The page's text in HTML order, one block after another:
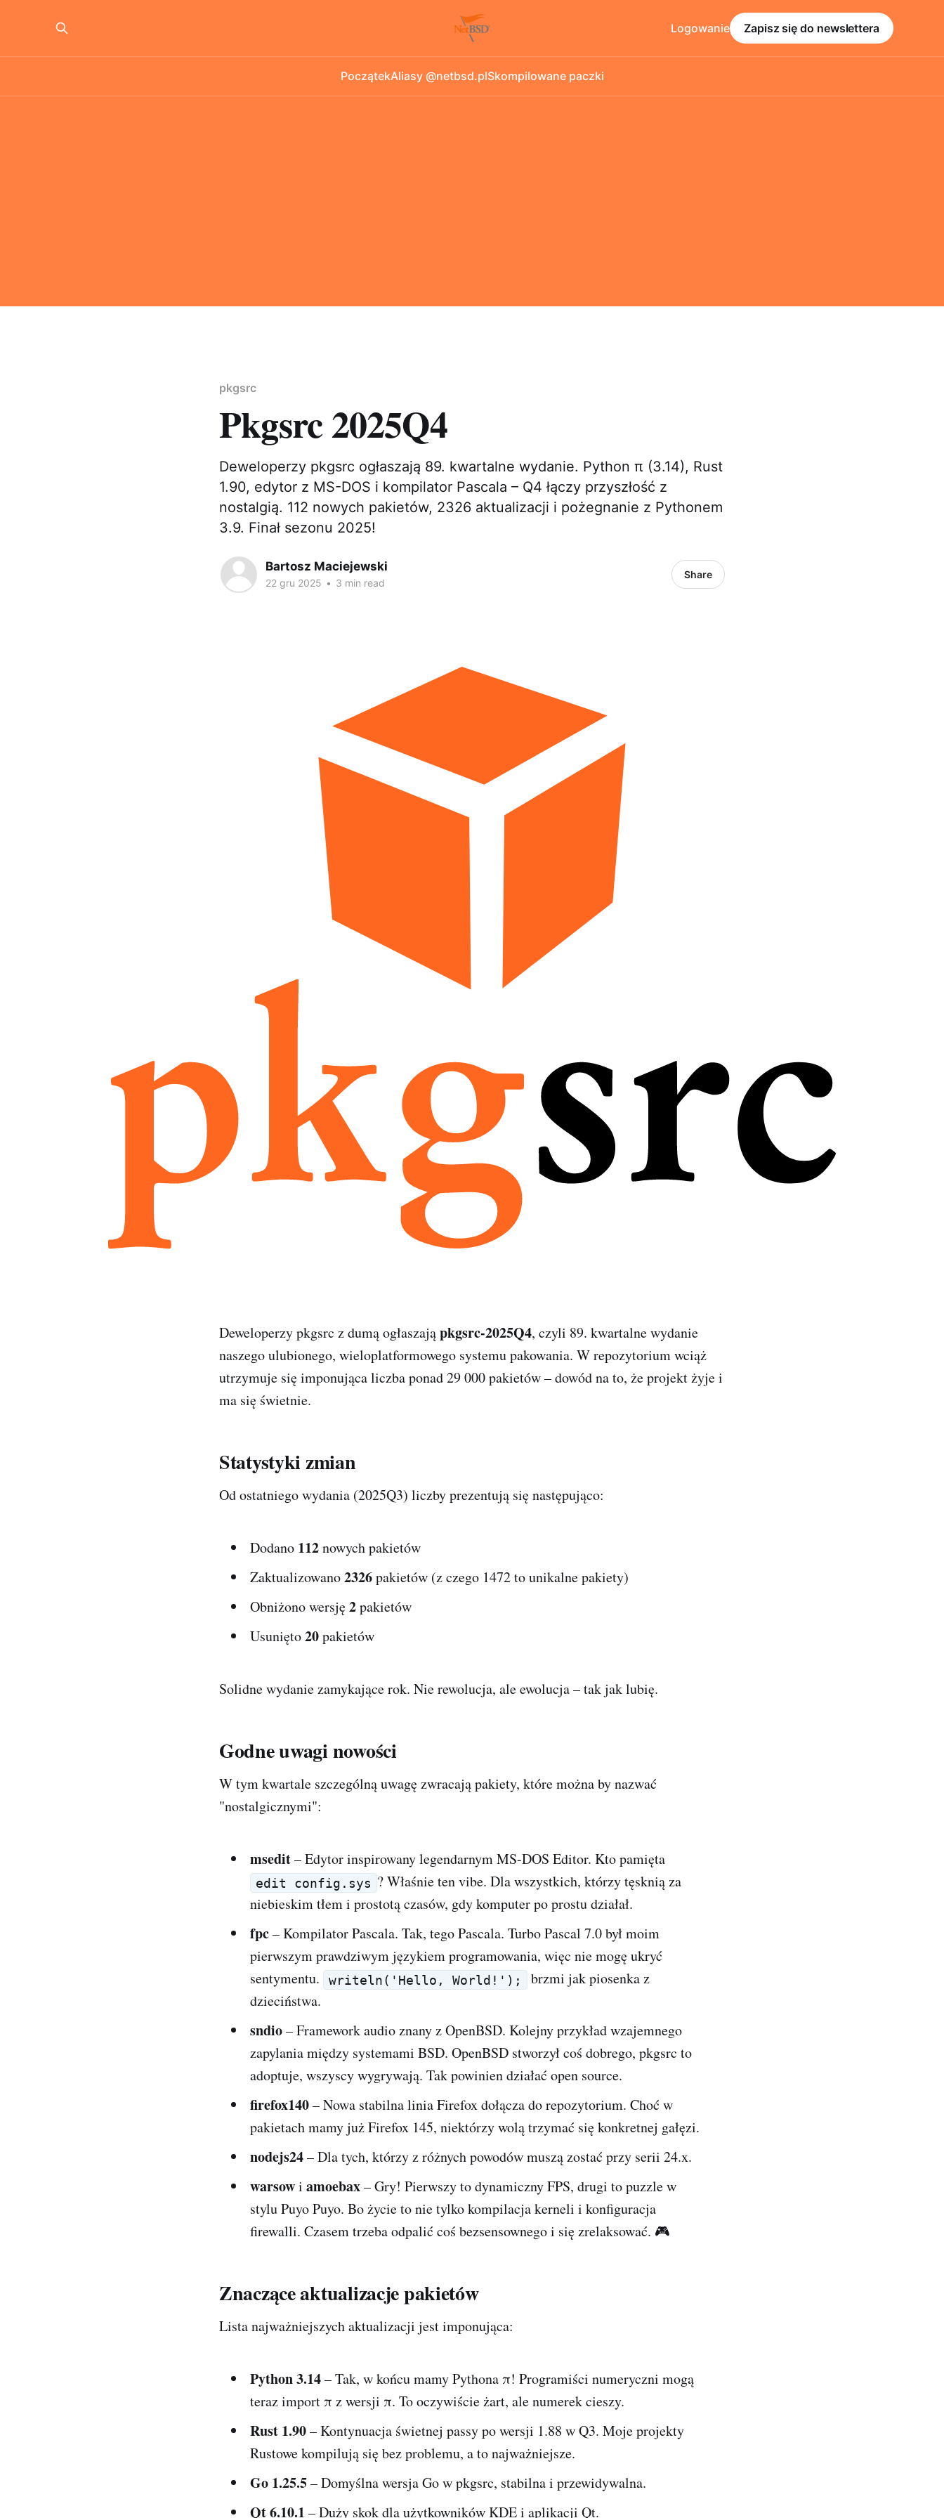
PoczątekAliasy @netbsd.plSkompilowane paczki
Logowanie Zapisz się do newslettera
pkgsrc
Pkgsrc 2025Q4
Deweloperzy pkgsrc ogłaszają 89. kwartalne wydanie. Python π (3.14), Rust
1.90, edytor z MS-DOS i kompilator Pascala – Q4 łączy przyszłość z
nostalgią. 112 nowych pakietów, 2326 aktualizacji i pożegnanie z Pythonem
3.9. Finał sezonu 2025!
Bartosz Maciejewski
22 gru 2025 • 3 min read
Share
Deweloperzy pkgsrc z dumą ogłaszająpkgsrc-2025Q4, czyli 89. kwartalne wydanie
naszego ulubionego, wieloplatformowego systemu pakowania. W repozytorium wciąż
utrzymuje się imponująca liczba ponad 29 000 pakietów – dowód na to, że projekt żyje i
ma się świetnie.
Statystyki zmian
Od ostatniego wydania (2025Q3) liczby prezentują się następująco:
Dodano 112nowych pakietów
Zaktualizowano2326pakietów (z czego 1472 to unikalne pakiety)
Obniżono wersję 2pakietów
Usunięto20pakietów
Solidne wydanie zamykające rok. Nie rewolucja, ale ewolucja – tak jak lubię.
Godne uwagi nowości
W tym kwartale szczególną uwagę zwracają pakiety, które można by nazwać
"nostalgicznymi":
msedit– Edytor inspirowany legendarnym MS-DOS Editor. Kto pamięta
edit config.sys ? Właśnie ten vibe. Dla wszystkich, którzy tęsknią za
niebieskim tłem i prostotą czasów, gdy komputer po prostu działał.
fpc– Kompilator Pascala. Tak, tego Pascala. Turbo Pascal 7.0 był moim
pierwszym prawdziwym językiem programowania, więc nie mogę ukryć
sentymentu.
writeln('Hello, World!');
brzmi jak piosenka z
dzieciństwa.
sndio– Framework audio znany z OpenBSD. Kolejny przykład wzajemnego
zapylania między systemami BSD. OpenBSD stworzył coś dobrego, pkgsrc to
adoptuje, wszyscy wygrywają. Tak powinien działać open source.
firefox140– Nowa stabilna linia Firefox dołącza do repozytorium. Choć w
pakietach mamy już Firefox 145, niektórzy wolą trzymać się konkretnej gałęzi.
nodejs24– Dla tych, którzy z różnych powodów muszą zostać przy serii 24.x.
warsowi amoebax– Gry! Pierwszy to dynamiczny FPS, drugi to puzzle w
stylu Puyo Puyo. Bo życie to nie tylko kompilacja kerneli i konfiguracja
firewalli. Czasem trzeba odpalić coś bezsensownego i się zrelaksować. 🎮
Znaczące aktualizacje pakietów
Lista najważniejszych aktualizacji jest imponująca:
Python 3.14– Tak, w końcu mamy Pythona π! Programiści numeryczni mogą
teraz import π z wersji π. To oczywiście żart, ale numerek cieszy.
Rust 1.90– Kontynuacja świetnej passy po wersji 1.88 w Q3. Moje projekty
Rustowe kompilują się bez problemu, a to najważniejsze.
Go 1.25.5– Domyślna wersja Go w pkgsrc, stabilna i przewidywalna.
Qt 6.10.1 – Duży skok dla użytkowników KDE i aplikacji Qt.